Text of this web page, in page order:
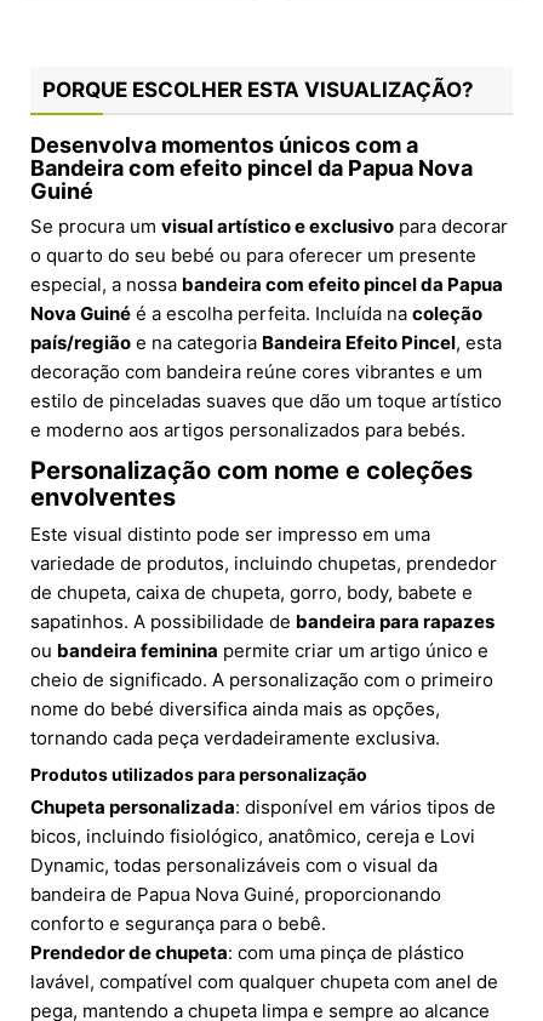
PORQUE ESCOLHER ESTA VISUALIZAÇÃO?
Desenvolva momentos únicos com a
Bandeira com efeito pincel da Papua Nova
Guiné
Se procura um visual artístico e exclusivo para decorar
o quarto do seu bebé ou para oferecer um presente
especial, a nossa bandeira com efeito pincel da Papua
Nova Guiné é a escolha perfeita. Incluída na coleção
país/região e na categoria Bandeira Efeito Pincel, esta
decoração com bandeira reúne cores vibrantes e um
estilo de pinceladas suaves que dão um toque artístico
e moderno aos artigos personalizados para bebés.
Personalização com nome e coleções
envolventes
Este visual distinto pode ser impresso em uma
variedade de produtos, incluindo chupetas, prendedor
de chupeta, caixa de chupeta, gorro, body, babete e
sapatinhos. A possibilidade de bandeira para rapazes
ou bandeira feminina permite criar um artigo único e
cheio de significado. A personalização com o primeiro
nome do bebé diversifica ainda mais as opções,
tornando cada peça verdadeiramente exclusiva.
Produtos utilizados para personalização
Chupeta personalizada: disponível em vários tipos de
bicos, incluindo fisiológico, anatômico, cereja e Lovi
Dynamic, todas personalizáveis com o visual da
bandeira de Papua Nova Guiné, proporcionando
conforto e segurança para o bebê.
Prendedor de chupeta: com uma pinça de plástico
lavável, compatível com qualquer chupeta com anel de
pega, mantendo a chupeta limpa e sempre ao alcance